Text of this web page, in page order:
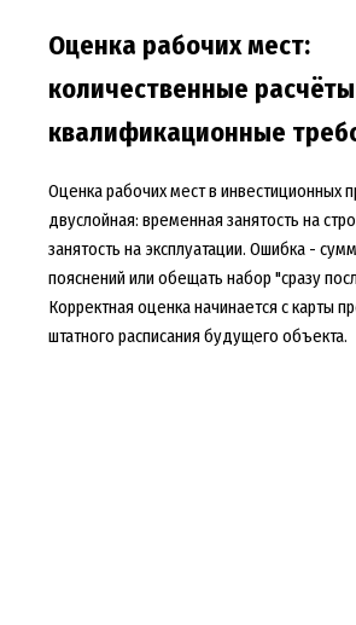
Оценка рабочих мест:
количественные
квалификационные
Оценка рабочих мест в инвестиционных
двуслойная: временная занятость на
занятость на эксплуатации. Ошибка -
пояснений или обещать набор "сразу
Корректная оценка начинается с карты
штатного расписания будущего объекта.